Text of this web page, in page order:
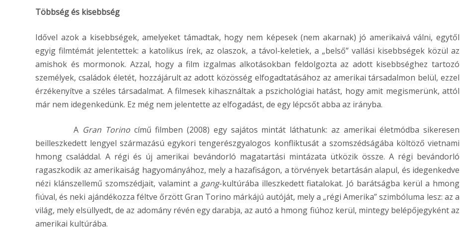
Többség és kisebbség
Idővel azok a kisebbségek, amelyeket támadtak, hogy nem képesek (nem akarnak) jó amerikaivá válni, egytől
egyig filmtémát jelentettek: a katolikus írek, az olaszok, a távol-keletiek, a „belső” vallási kisebbségek közül az
amishok és mormonok. Azzal, hogy a film izgalmas alkotásokban feldolgozta az adott kisebbséghez tartozó
személyek, családok életét, hozzájárult az adott közösség elfogadtatásához az amerikai társadalmon belül, ezzel
érzékenyítve a széles társadalmat. A filmesek kihasználtak a pszichológiai hatást, hogy amit megismerünk, attól
már nem idegenkedünk. Ez még nem jelentette az elfogadást, de egy lépcsőt abba az irányba.
A Gran Torinocímű filmben (2008) egy sajátos mintát láthatunk: az amerikai életmódba sikeresen
beilleszkedett lengyel származású egykori tengerészgyalogos konfliktusát a szomszédságába költöző vietnami
hmong családdal. A régi és új amerikai bevándorló magatartási mintázata ütközik össze. A régi bevándorló
ragaszkodik az amerikaiság hagyományához, mely a hazafiságon, a törvények betartásán alapul, és idegenkedve
nézi klánszellemű szomszédjait, valamint a gang-kultúrába illeszkedett fiatalokat. Jó barátságba kerül a hmong
fiúval, és neki ajándékozza féltve őrzött Gran Torino márkájú autóját, mely a „régi Amerika” szimbóluma lesz: az a
világ, mely elsüllyedt, de az adomány révén egy darabja, az autó a hmong fiúhoz kerül, mintegy belépőjegyként az
amerikai kultúrába.